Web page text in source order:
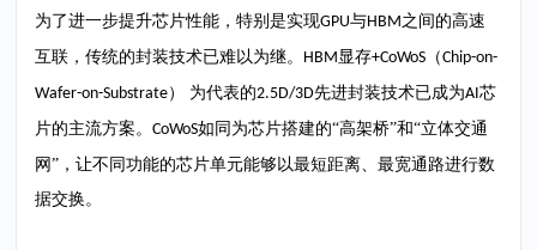
为了进一步提升芯片性能，特别是实现GPU与HBM之间的高速
互联，传统的封装技术已难以为继。 HBM显存+CoWoS （Chip-on-
Wafer-on-Substrate） 为代表的2.5D/3D先进封装技术已成为AI芯
片的主流方案。CoWoS如同为芯片搭建的“高架桥”和“立体交通
网”，让不同功能的芯片单元能够以最短距离、最宽通路进行数
据交换。